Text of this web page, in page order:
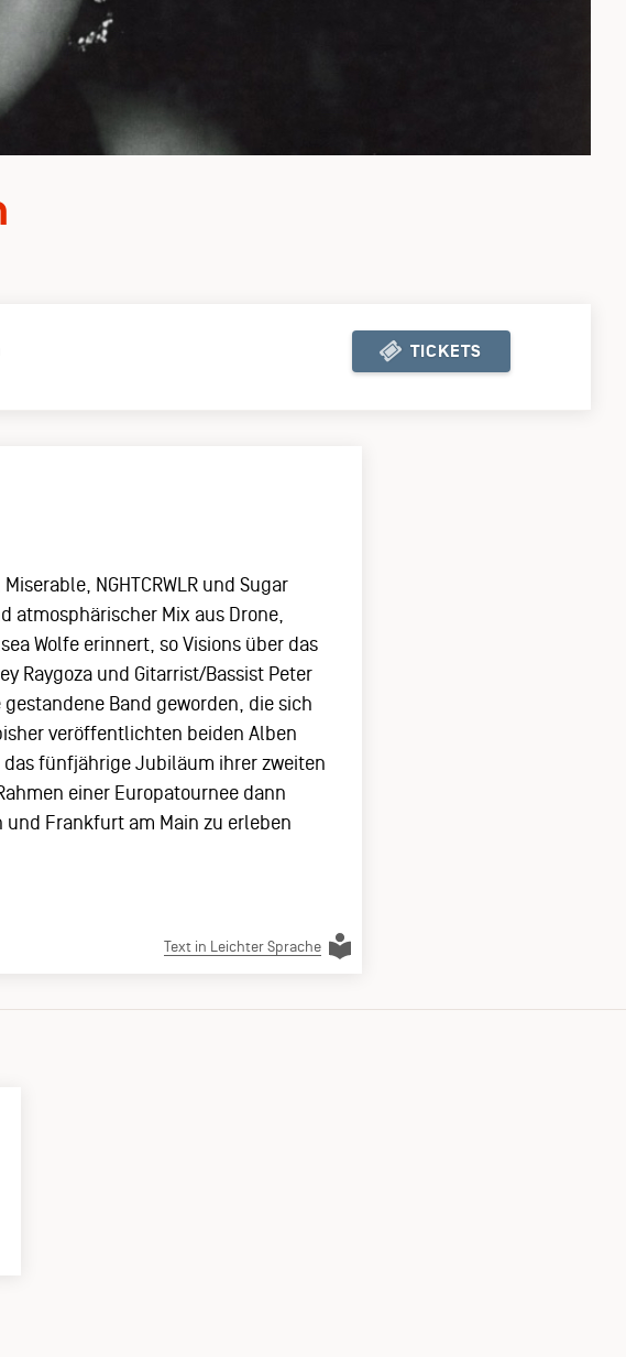
TICKETS
NGHTCRWLR und Sugar
atmosphärischer Mix aus Drone,
Wolfe erinnert, so Visions über das
Raygoza und Gitarrist/Bassist Peter
Band geworden, die sich
veröffentlichten beiden Alben
fünfjährige Jubiläum ihrer zweiten
einer Europatournee dann
Frankfurt am Main zu erleben
Text in Leichter Sprache